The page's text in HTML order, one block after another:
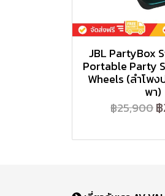
JBL PartyBox
Portable Party
Wheels (ลำโพ
พา)
฿25,900